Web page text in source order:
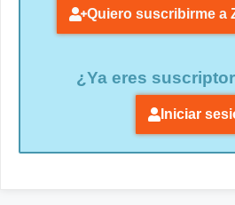
Quiero suscribirme a
¿Ya eres
Iniciar